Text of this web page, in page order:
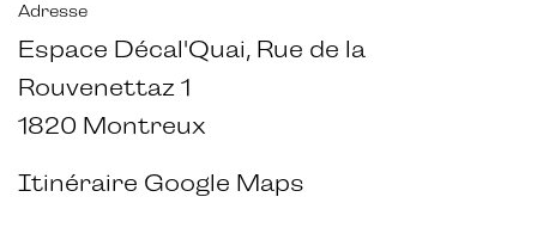
Adresse
Espace Décal'Quai, Rue de la
Rouvenettaz 1
1820 Montreux
Itinéraire Google Maps